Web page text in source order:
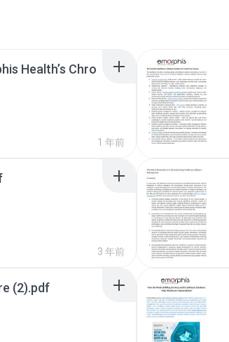
Health’s Chro
1 年前
3 年前
(2).pdf